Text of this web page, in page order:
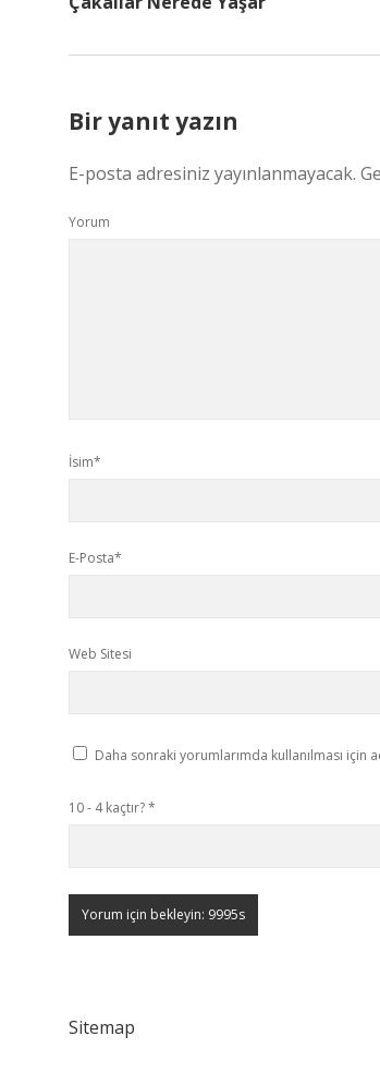
Bir yanıt yazın
E-posta adresiniz yayınlanmayacak.
Yorum
İsim*
E-Posta*
Web Sitesi
Daha sonraki yorumlarımda kullanılması için
10 - 4 kaçtır?*
Sitemap